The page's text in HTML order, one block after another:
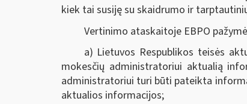
kiek tai susiję su skaidrumo ir
Vertinimo ataskaitoje EBPO
a) Lietuvos Respublikos teisės
mokesčių administratoriui aktualią
administratoriui turi būti pateikta
aktualios informacijos;